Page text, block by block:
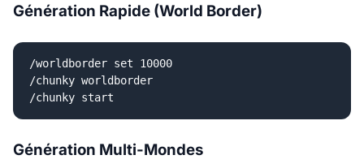
Génération Rapide (World Border)
/worldborder set 10000
/chunky worldborder
Génération Multi-Mondes